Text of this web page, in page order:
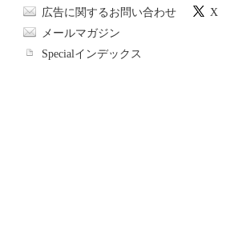
広告に関するお問い合わせ
メールマガジン
Specialインデックス
X